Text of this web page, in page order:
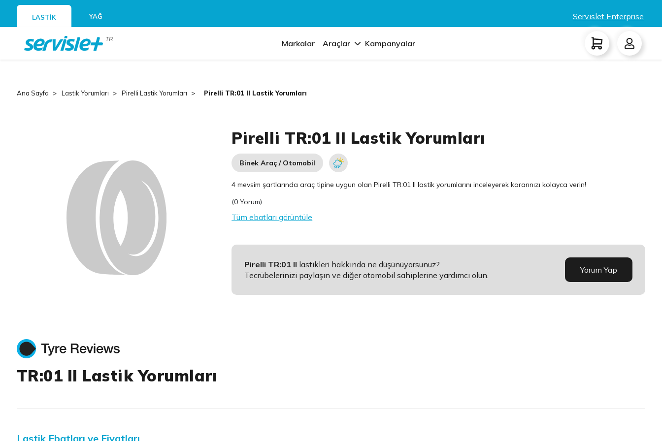
LASTİK YAĞ Servislet Enterprise
TR Markalar Araçlar Kampanyalar
Ana Sayfa Lastik Yorumları Pirelli Lastik Yorumları Pirelli TR:01 II Lastik Yorumları
Pirelli TR:01 II Lastik Yorumları
Binek Araç / Otomobil
4 mevsim şartlarında araç tipine uygun olanPirelli TR:01 II lastik yorumlarını inceleyerek kararınızı kolayca verin!
(0 Yorum)
Tüm ebatları görüntüle
Pirelli TR:01 II lastikleri hakkında ne düşünüyorsunuz?
Tecrübelerinizi paylaşın ve diğer otomobil sahiplerine yardımcı olun.
Yorum Yap
TR:01 II Lastik Yorumları
Lastik Ebatları ve Fiyatları